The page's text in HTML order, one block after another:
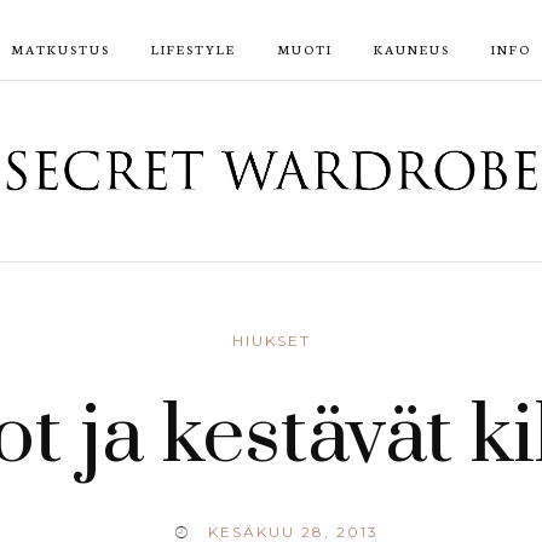
MATKUSTUS LIFESTYLE MUOTI KAUNEUS INFO
HIUKSET
ja kestävät
KESÄKUU 28, 2013